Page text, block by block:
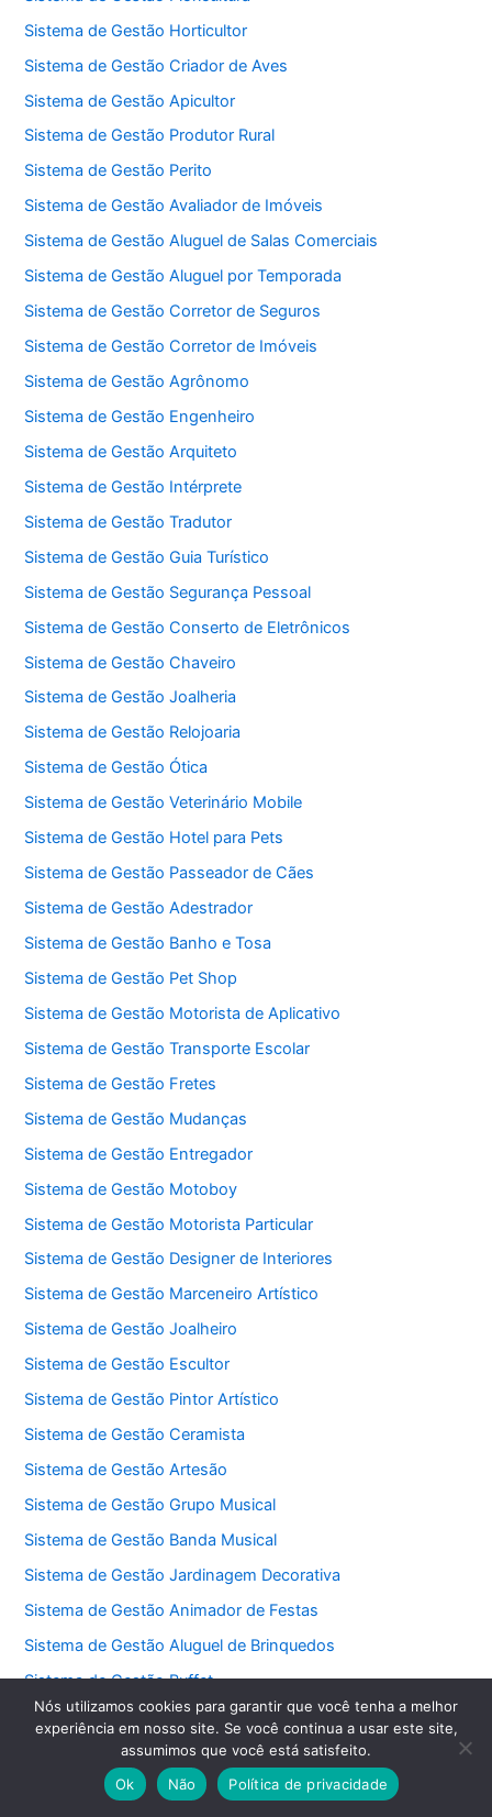
Sistema de Gestão Horticultor
Sistema de Gestão Criador de Aves
Sistema de Gestão Apicultor
Sistema de Gestão Produtor Rural
Sistema de Gestão Perito
Sistema de Gestão Avaliador de Imóveis
Sistema de Gestão Aluguel de Salas Comerciais
Sistema de Gestão Aluguel por Temporada
Sistema de Gestão Corretor de Seguros
Sistema de Gestão Corretor de Imóveis
Sistema de Gestão Agrônomo
Sistema de Gestão Engenheiro
Sistema de Gestão Arquiteto
Sistema de Gestão Intérprete
Sistema de Gestão Tradutor
Sistema de Gestão Guia Turístico
Sistema de Gestão Segurança Pessoal
Sistema de Gestão Conserto de Eletrônicos
Sistema de Gestão Chaveiro
Sistema de Gestão Joalheria
Sistema de Gestão Relojoaria
Sistema de Gestão Ótica
Sistema de Gestão Veterinário Mobile
Sistema de Gestão Hotel para Pets
Sistema de Gestão Passeador de Cães
Sistema de Gestão Adestrador
Sistema de Gestão Banho e Tosa
Sistema de Gestão Pet Shop
Sistema de Gestão Motorista de Aplicativo
Sistema de Gestão Transporte Escolar
Sistema de Gestão Fretes
Sistema de Gestão Mudanças
Sistema de Gestão Entregador
Sistema de Gestão Motoboy
Sistema de Gestão Motorista Particular
Sistema de Gestão Designer de Interiores
Sistema de Gestão Marceneiro Artístico
Sistema de Gestão Joalheiro
Sistema de Gestão Escultor
Sistema de Gestão Pintor Artístico
Sistema de Gestão Ceramista
Sistema de Gestão Artesão
Sistema de Gestão Grupo Musical
Sistema de Gestão Banda Musical
Sistema de Gestão Jardinagem Decorativa
Sistema de Gestão Animador de Festas
Sistema de Gestão Aluguel de Brinquedos
Sistema de Gestão Buffet
Sistema de Gestão Decorador de Festas
Sistema de Gestão Cerimonialista
Sistema de Gestão Fotógrafo de Eventos
Nós utilizamos cookies para garantir que você tenha a melhor
experiência em nosso site. Se você continua a usar este site,
assumimos que você está satisfeito.
Ok
Não Política de privacidade